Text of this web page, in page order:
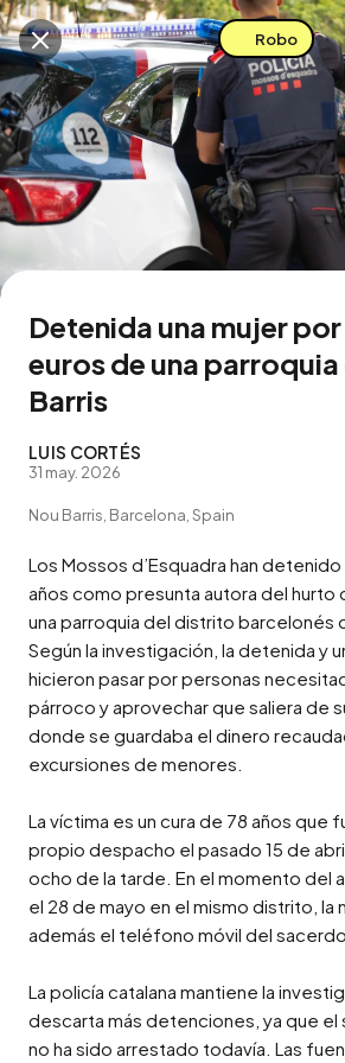
Descarga la app
Buscar en esta zona
Robo
Detenida una mujer
euros de una parroquia
Barris
LUIS CORTÉS
31 may. 2026
Nou Barris, Barcelona, Spain
Los Mossos d’Esquadra han detenido
años como presunta autora del hurto
una parroquia del distrito barcelonés
Según la investigación, la detenida y
hicieron pasar por personas
párroco y aprovechar que saliera de
donde se guardaba el dinero
excursiones de menores.
La víctima es un cura de 78 años que
propio despacho el pasado 15 de
ocho de la tarde. En el momento del
el 28 de mayo en el mismo distrito, la
además el teléfono móvil del
La policía catalana mantiene la
descarta más detenciones, ya que
no ha sido arrestado todavía. Las